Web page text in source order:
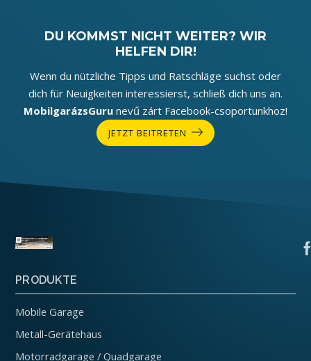
DU KOMMST NICHT WEITER? WIR
HELFEN DIR!
Wenn du nützliche Tipps und Ratschläge suchst oder
dich für Neuigkeiten interessierst, schließ dich uns an.
MobilgarázsGuru nevű zárt Facebook-csoportunkhoz!
JETZT BEITRETEN
PRODUKTE
Mobile Garage
Metall-Gerätehaus
Motorradgarage / Quadgarage